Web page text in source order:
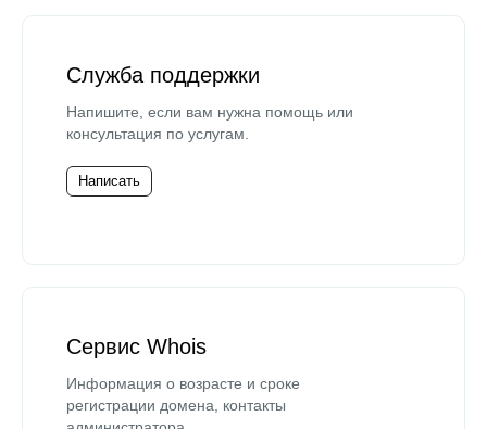
Служба поддержки
Напишите, если вам нужна помощь или
консультация по услугам.
Написать
Сервис Whois
Информация о возрасте и сроке
регистрации домена, контакты